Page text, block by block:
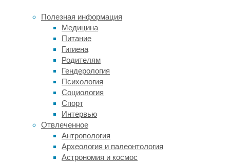
Полезная информация
Медицина
Питание
Гигиена
Родителям
Гендерология
Психология
Социология
Спорт
Интервью
Отвлеченное
Антропология
Археология и палеонтология
Астрономия и космос
оттенках
серого
плохо
различает
предметы
на
ярком
дневном
свету
—
возможность
впервые
увидеть